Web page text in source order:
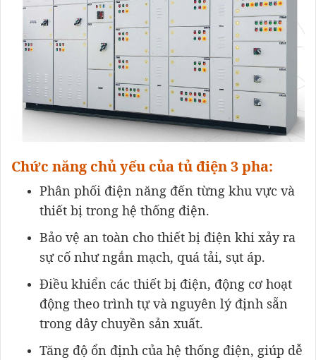
Chức năng chủ yếu của tủ điện 3 pha:
Phân phối điện năng đến từng khu vực và
thiết bị trong hệ thống điện.
Bảo vệ an toàn cho thiết bị điện khi xảy ra
sự cố như ngắn mạch, quá tải, sụt áp.
Điều khiển các thiết bị điện, động cơ hoạt
động theo trình tự và nguyên lý định sẵn
trong dây chuyền sản xuất.
Tăng độ ổn định của hệ thống điện, giúp dễ